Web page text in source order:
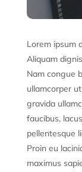
Lorem ipsum
Aliquam
Nam congue
ullamcorper
gravida
faucibus,
pellentesque
Proin eu
maximus